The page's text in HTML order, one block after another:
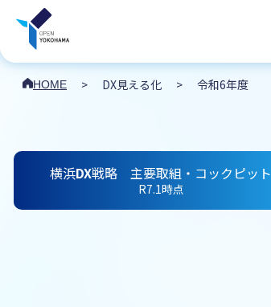
HOME > DX見える化 > 令和6年度
横浜DX戦略主要取組・コックピット
R7.1時点